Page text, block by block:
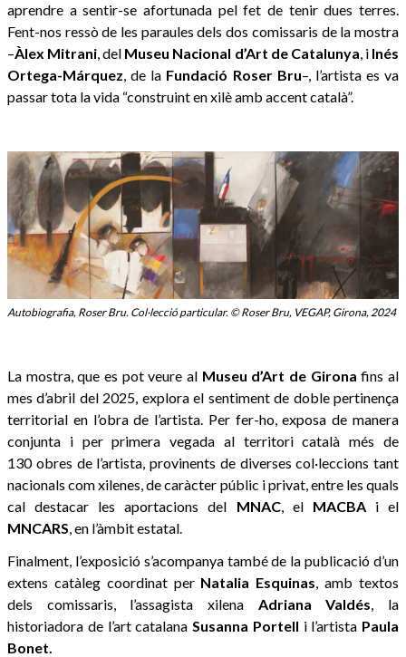
aprendre a sentir-se afortunada pel fet de tenir dues terres.
Fent-nos ressò de les paraules dels dos comissaris de la mostra
–Àlex Mitrani, del Museu Nacional d’Art de Catalunya, i Inés
Ortega-Márquez, de la Fundació Roser Bru–, l’artista es va
passar tota la vida “construint en xilè amb accent català”.
Autobiografia, Roser Bru. Col·lecció particular. © Roser Bru, VEGAP, Girona, 2024
La mostra, que es pot veure al Museu d’Art de Girona fins al
mes d’abril del 2025, explora el sentiment de doble pertinença
territorial en l’obra de l’artista. Per fer-ho, exposa de manera
conjunta i per primera vegada al territori català més de
130 obres de l’artista, provinents de diverses col·leccions tant
nacionals com xilenes, de caràcter públic i privat, entre les quals
cal destacar les aportacions del MNAC, el MACBA i el
MNCARS , en l’àmbit estatal.
Finalment, l’exposició s’acompanya també de la publicació d’un
extens catàleg coordinat per Natalia Esquinas , amb textos
dels comissaris, l’assagista xilena Adriana Valdés , la
historiadora de l’art catalana Susanna Portell i l’artista Paula
Bonet.